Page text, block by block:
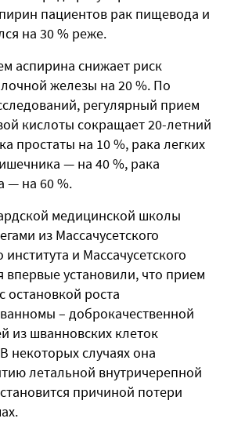
пациентов рак пищевода и
на 30 % реже.
аспирина снижает риск
железы на 20 %. По
регулярный прием
кислоты сокращает 20-летний
простаты на 10 %, рака легких
— на 40 %, рака
— на 60 %.
медицинской школы
из Массачусетского
института и Массачусетского
впервые установили, что прием
остановкой роста
– доброкачественной
из шванновских клеток
некоторых случаях она
летальной внутричерепной
причиной потери